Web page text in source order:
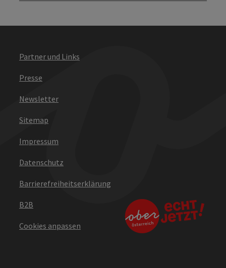
Partner und Links
Presse
Newsletter
Sitemap
Impressum
Datenschutz
Barrierefreiheitserklärung
B2B
Cookies anpassen